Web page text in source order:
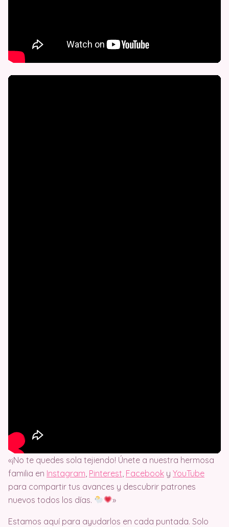
«¡No te quedes sola tejiendo! Únete a nuestra hermosa
familia en Instagram Pinterest Facebook y YouTube
para compartir tus avances y descubrir patrones
nuevos todos los días.
»
Estamos aquí para ayudarlos en cada puntada. Solo